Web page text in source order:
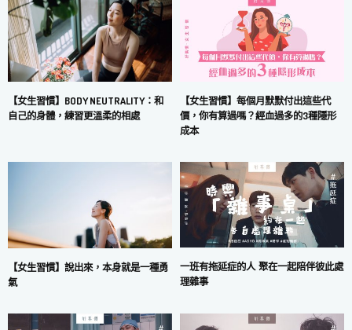
【女生習慣】BODY NEUTRALITY：和
自己的身體，練習更溫柔的相處
【女生習慣】每個月默默付出這些代
價，你有算過嗎？經血過多的3種隱形
成本
【女生習慣】說出來，本身就是一種勇
氣
一班有拖延症的人 聚在一起陪伴彼此處
理雜事